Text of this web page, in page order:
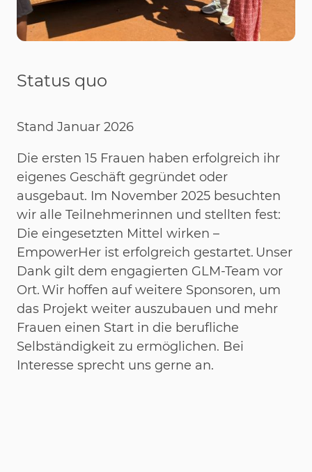
Status quo
Stand Januar 2026
Die ersten 15 Frauen haben erfolgreich ihr
eigenes Geschäft gegründet oder
ausgebaut. Im November 2025 besuchten
wir alle Teilnehmerinnen und stellten fest:
Die eingesetzten Mittel wirken –
EmpowerHer ist erfolgreich gestartet. Unser
Dank gilt dem engagierten GLM-Team vor
Ort. Wir hoffen auf weitere Sponsoren, um
das Projekt weiter auszubauen und mehr
Frauen einen Start in die berufliche
Selbständigkeit zu ermöglichen. Bei
Interesse sprecht uns gerne an.